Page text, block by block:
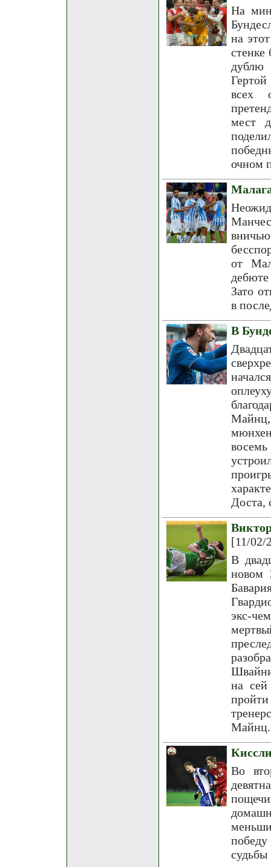
На
на
стенке
дублю
всех
мест
очном
от
дебюте
Зато
в
В
Доста,
[11/02/
В
новом
экс-
на сей
Майнц.
Во